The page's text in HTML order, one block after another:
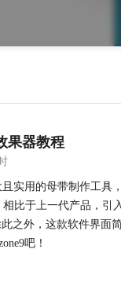
果器教程
且实用的母带制作工具
相比于上一代产品，引
之外，这款软件界面
吧！